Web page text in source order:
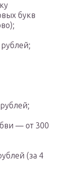
букв
— от 300
(за 4